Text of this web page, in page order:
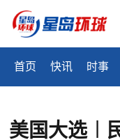
首页 快讯 时事
美国大选︱